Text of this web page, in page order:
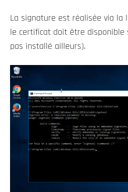
La signature est réalisée via la
le certificat doit être
pas installé ailleurs).